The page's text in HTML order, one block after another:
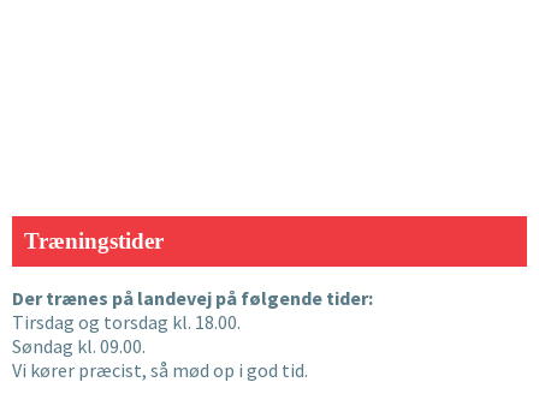
Træningstider
Der trænes på landevej på følgende tider:
Tirsdag og torsdag kl. 18.00.
Søndag kl. 09.00.
Vi kører præcist, så mød op i god tid.